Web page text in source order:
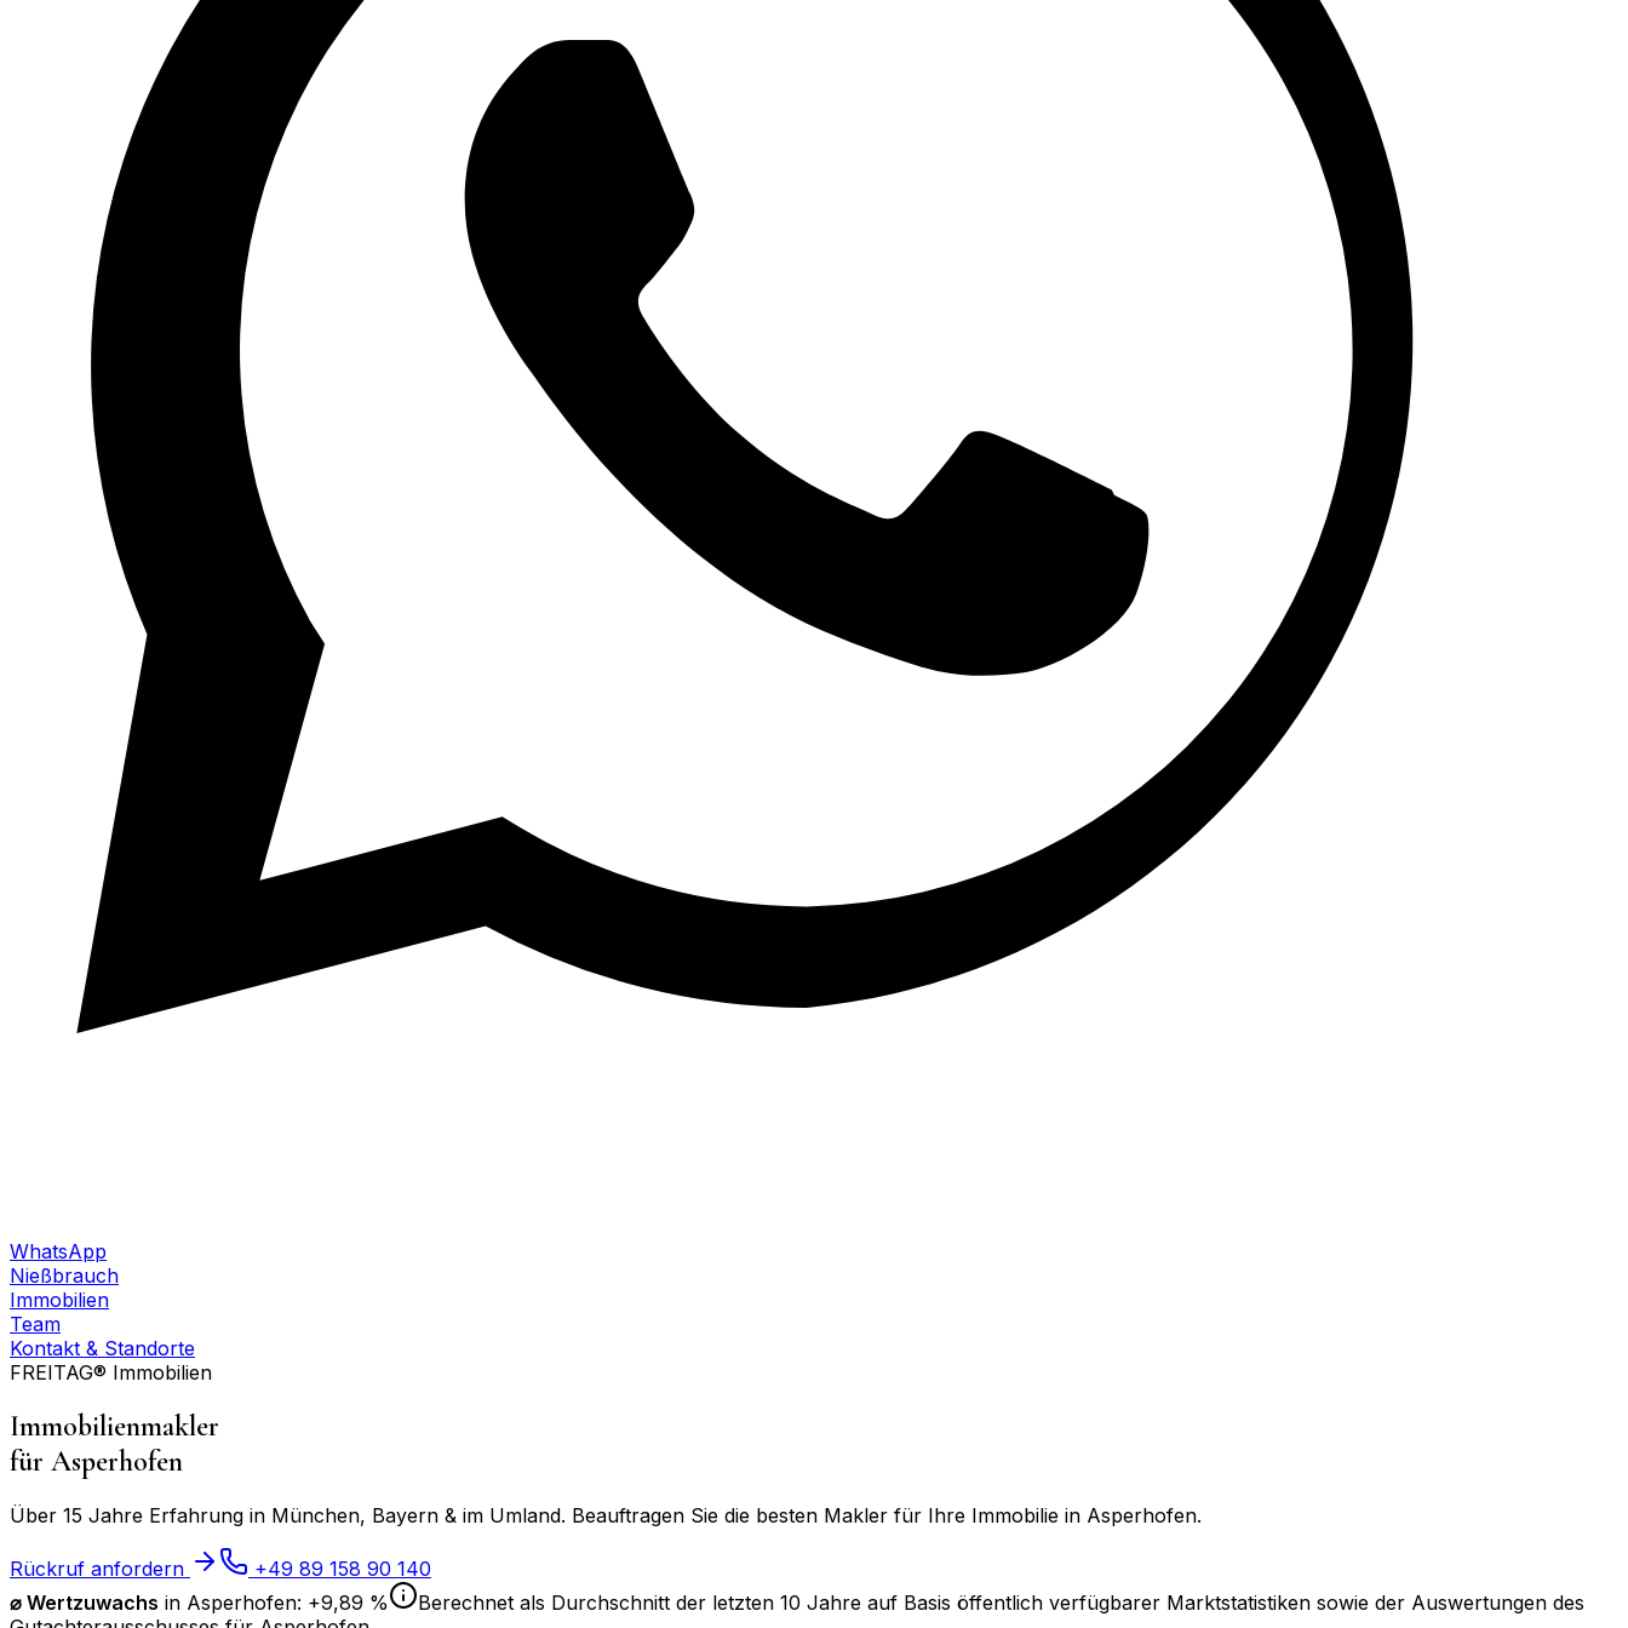
WhatsApp
Nießbrauch
Immobilien
Team
Kontakt & Standorte
FREITAG® Immobilien
Immobilienmakler
für Asperhofen
Über 15 Jahre Erfahrung in München, Bayern & im Umland. Beauftragen Sie die besten Makler für Ihre Immobilie in Asperhofen.
Rückruf anfordern
+49 89 158 90 140
⌀ Wertzuwachs in Asperhofen: +9,89 %
Berechnet als Durchschnitt der letzten 10 Jahre auf Basis öffentlich verfügbarer Marktstatistiken sowie der Auswertungen des